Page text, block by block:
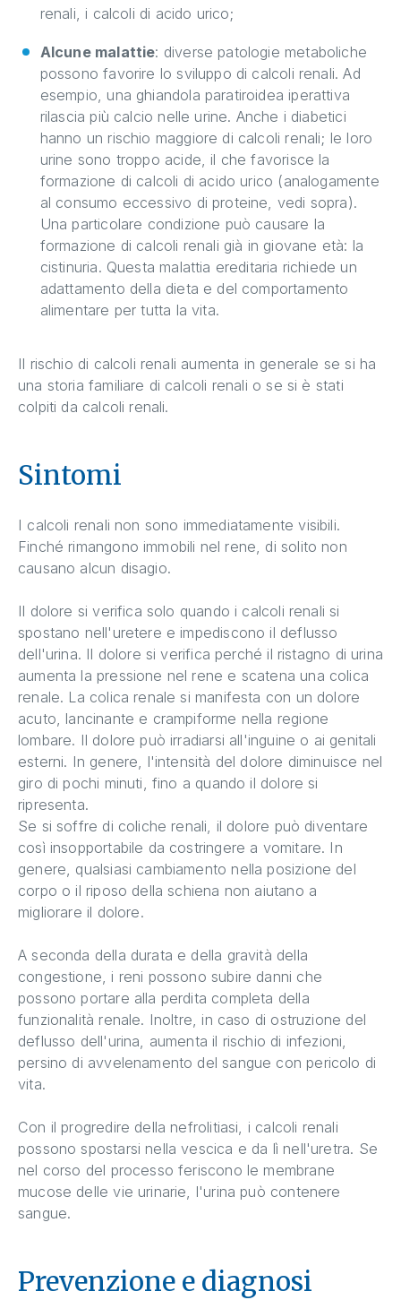
renali, i calcoli di acido urico;
Alcune malattie: diverse patologie metaboliche
possono favorire lo sviluppo di calcoli renali. Ad
esempio, una ghiandola paratiroidea iperattiva
rilascia più calcio nelle urine. Anche i diabetici
hanno un rischio maggiore di calcoli renali; le loro
urine sono troppo acide, il che favorisce la
formazione di calcoli di acido urico (analogamente
al consumo eccessivo di proteine, vedi sopra).
Una particolare condizione può causare la
formazione di calcoli renali già in giovane età: la
cistinuria. Questa malattia ereditaria richiede un
adattamento della dieta e del comportamento
alimentare per tutta la vita.
Il rischio di calcoli renali aumenta in generale se si ha
una storia familiare di calcoli renali o se si è stati
colpiti da calcoli renali.
Sintomi
I calcoli renali non sono immediatamente visibili.
Finché rimangono immobili nel rene, di solito non
causano alcun disagio.
Il dolore si verifica solo quando i calcoli renali si
spostano nell'uretere e impediscono il deflusso
dell'urina. Il dolore si verifica perché il ristagno di urina
aumenta la pressione nel rene e scatena una colica
renale. La colica renale si manifesta con un dolore
acuto, lancinante e crampiforme nella regione
lombare. Il dolore può irradiarsi all'inguine o ai genitali
esterni. In genere, l'intensità del dolore diminuisce nel
giro di pochi minuti, fino a quando il dolore si
ripresenta.
Se si soffre di coliche renali, il dolore può diventare
così insopportabile da costringere a vomitare. In
genere, qualsiasi cambiamento nella posizione del
corpo o il riposo della schiena non aiutano a
migliorare il dolore.
A seconda della durata e della gravità della
congestione, i reni possono subire danni che
possono portare alla perdita completa della
funzionalità renale. Inoltre, in caso di ostruzione del
deflusso dell'urina, aumenta il rischio di infezioni,
persino di avvelenamento del sangue con pericolo di
vita.
Con il progredire della nefrolitiasi, i calcoli renali
possono spostarsi nella vescica e da lì nell'uretra. Se
nel corso del processo feriscono le membrane
mucose delle vie urinarie, l'urina può contenere
sangue.
Prevenzione e diagnosi